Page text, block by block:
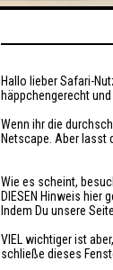
Hallo lieber Safari-
häppchengerecht
Wenn ihr die
Netscape. Aber lasst
Wie es scheint,
DIESEN Hinweis
Indem Du unsere
VIEL wichtiger ist
schließe dieses